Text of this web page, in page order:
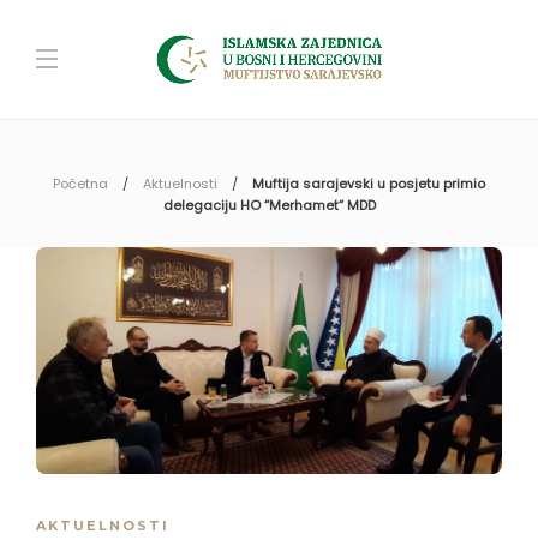
Početna Aktuelnosti
Muftija sarajevski u posjetu primio
delegaciju HO “Merhamet“ MDD
AKTUELNOSTI